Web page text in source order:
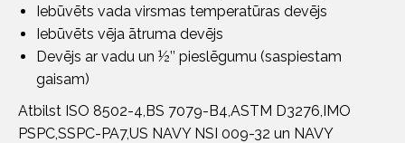
Iebūvēts vada virsmas temperatūras devējs
Iebūvēts vēja ātruma devējs
Devējs ar vadu un ½’’ pieslēgumu (saspiestam
gaisam)
Atbilst ISO 8502-4,BS 7079-B4,ASTM D3276,IMO
PSPC,SSPC-PA7,US NAVY NSI 009-32 un NAVY